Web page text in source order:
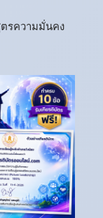
รความมั่นคง